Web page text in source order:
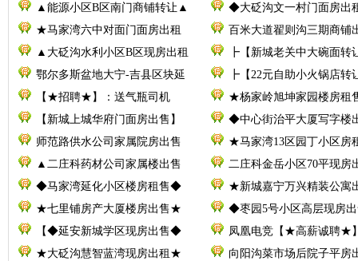
▲能源小区B区南门商铺转让▲
◆大砭沟文一村门面房出
★马家湾六中对面门面房出租
百米大道翟则沟三期商铺
▲大砭沟水利小区B区现房出租
┣【新城老关中大碗面转
鄂尔多斯盆地大宁-吉县区块延
┣【22元自助小火锅店转
【★招聘★】：送气瓶司机
★杨家岭旭坤家园楼房租
【新城上城华府门面房出售】
◆中心街治平大厦写字楼
师范路供水公司家属院房出售
★马家湾13区园丁小区房
▲二庄科药材公司家属楼出售
二庄科金岳小区70平现房
◆马家湾延化小区楼房租售◆
★新城嘉宁万兴精装公寓
★七里铺房产大厦楼房出售★
◆枣园5号小区高层现房
【◆延安新城学区现房出售◆
凤凰电竞【★高薪诚聘★
★大砭沟慧智蓝湾现房出租★
向阳沟菜市场后院子平房